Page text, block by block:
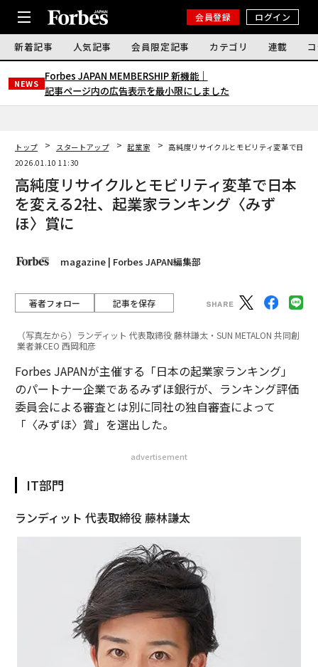
会員登録 ログイン
新着記事 人気記事 会員限定記事 カテゴリ 連載
NEWS
Forbes JAPAN MEMBERSHIP 新機能｜
記事ページ内の広告表示を最小限にしました
トップ スタートアップ 起業家
高純度リサイクルとモビリティ変革で日本
2026.01.10 11:30
高純度リサイクルとモビリティ変革で日本
を変える2社、起業家ランキング〈みず
ほ〉賞に
magazine | Forbes JAPAN編集部
著者フォロー 記事を保存
（写真左から）ランディット 代表取締役 藤林謙太・SUN METALON 共同創
業者兼CEO 西岡和彦
Forbes JAPANが主催する「日本の起業家ランキング」
のパートナー企業であるみずほ銀行が、ランキング評価
委員会による審査とは別に同社の独自審査によって
「〈みずほ〉賞」を選出した。
advertisement
IT部門
ランディット 代表取締役 藤林謙太